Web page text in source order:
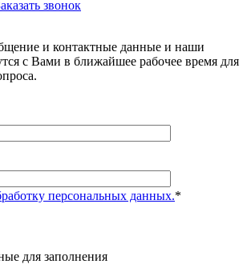
звонок
и контактные данные и наши
с Вами в ближайшее рабочее время для
персональных данных.*
для заполнения